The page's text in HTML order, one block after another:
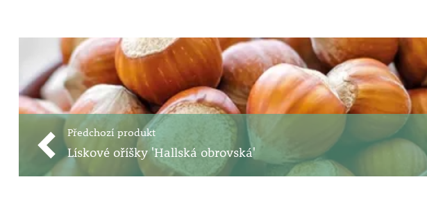
Předchozí produkt
Lískové oříšky 'Hallská obrovská'